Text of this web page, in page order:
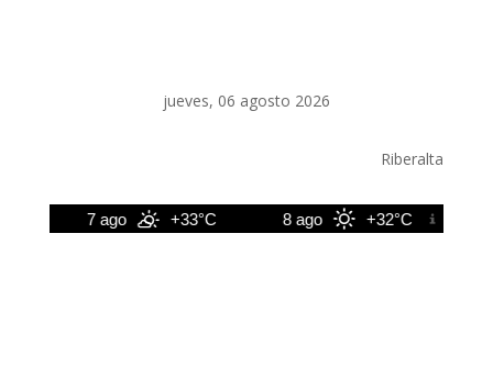
jueves, 06 agosto 2026
Riberalta
7 ago +33°C 8 ago +32°C